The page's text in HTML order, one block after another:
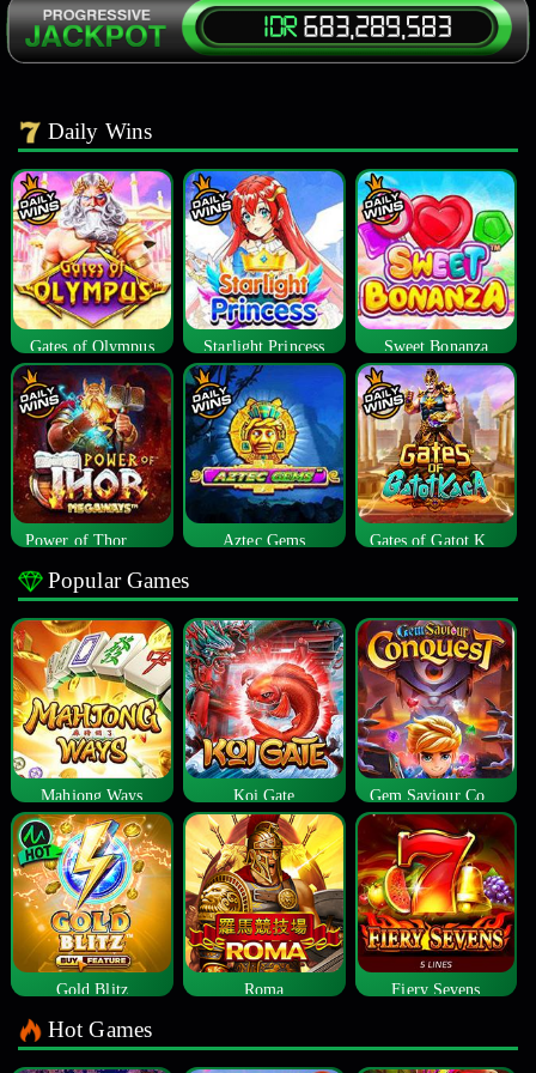
Daily Wins
Gates of Olympus Starlight Princess Sweet Bonanza
Aztec Gems
Popular Games
Mahjong Ways Koi Gate Gem Saviour Conquest
Gold Blitz Roma Fiery Sevens
Hot Games